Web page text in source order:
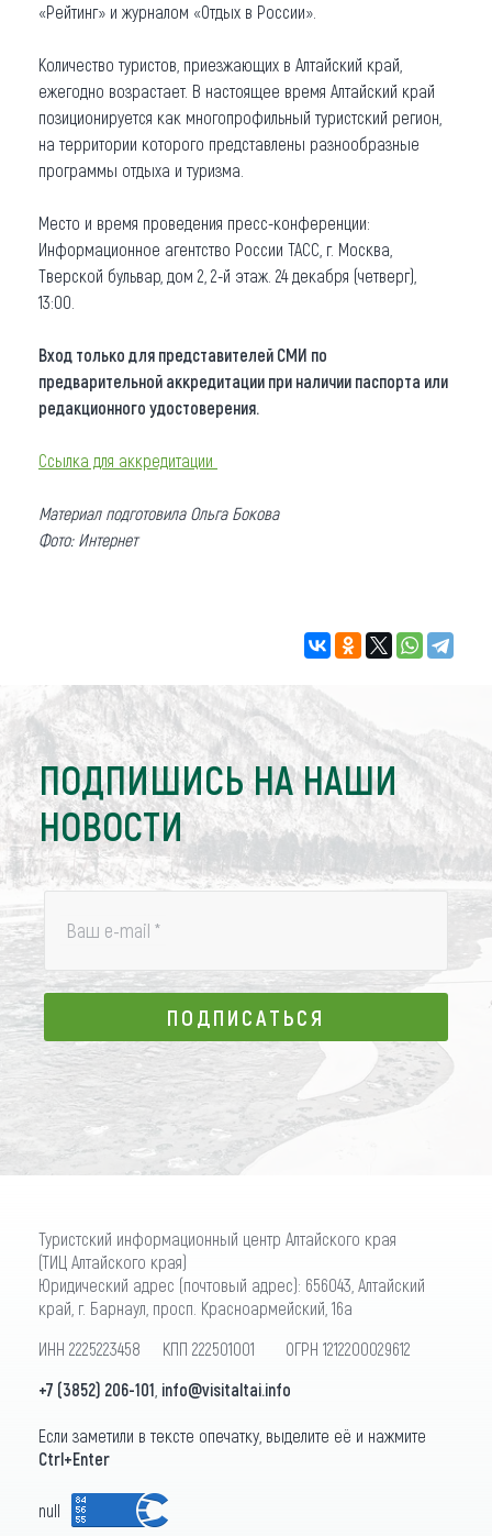
«Рейтинг» и журналом «Отдых в России».
Количество туристов, приезжающих в Алтайский край,
ежегодно возрастает. В настоящее время Алтайский край
позиционируется как многопрофильный туристский регион,
на территории которого представлены разнообразные
программы отдыха и туризма.
Место и время проведения пресс-конференции:
Информационное агентство России ТАСС, г. Москва,
Тверской бульвар, дом 2, 2-й этаж. 24 декабря (четверг),
13:00.
Вход только для представителей СМИ по
предварительной аккредитации при наличии паспорта или
редакционного удостоверения.
Ссылка для аккредитации
Материал подготовила Ольга Бокова
Фото: Интернет
ПОДПИШИСЬ НА НАШИ
НОВОСТИ
Ваш e-mail *
ПОДПИСАТЬСЯ
ПОДПИСАТЬСЯ
Туристский информационный центр Алтайского края
(ТИЦ Алтайского края)
Юридический адрес (почтовый адрес): 656043, Алтайский
край, г. Барнаул, просп. Красноармейский, 16а
ИНН 2225223458 КПП 222501001 ОГРН 1212200029612
+7 (3852) 206-101 info@visitaltai.info
Если заметили в тексте опечатку, выделите её и нажмите
Ctrl+Enter
null